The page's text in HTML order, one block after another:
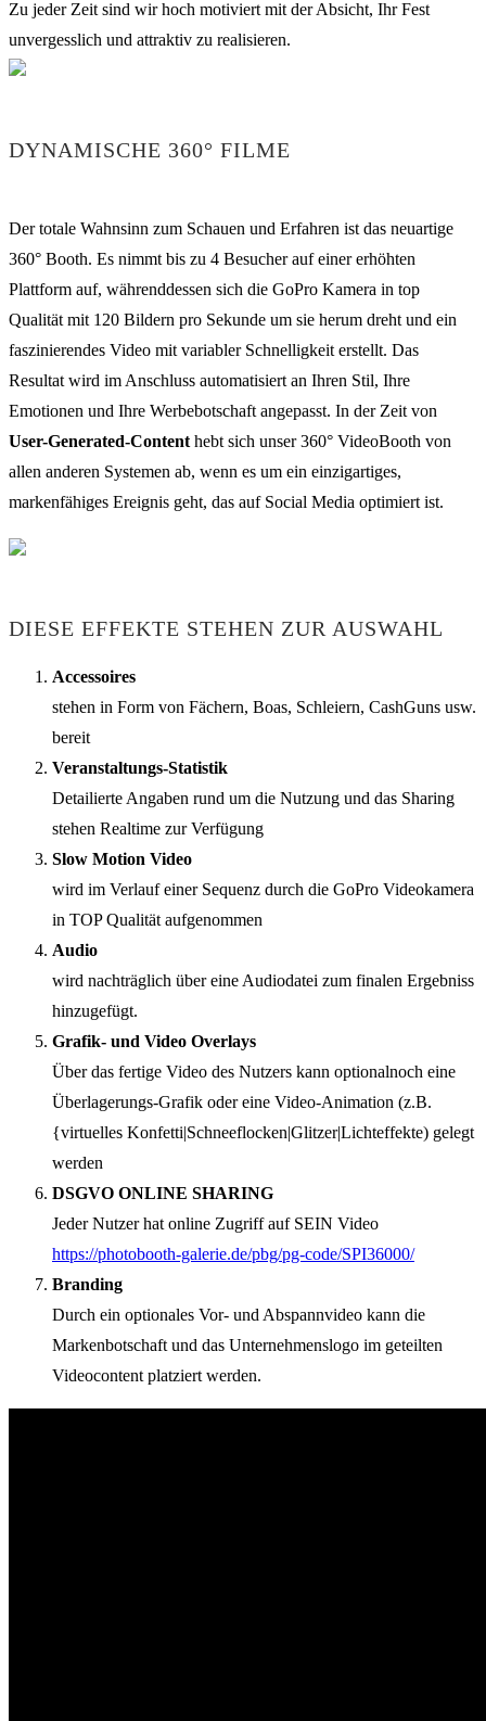
Zu jeder Zeit sind wir hoch motiviert mit der Absicht, Ihr Fest
unvergesslich und attraktiv zu realisieren.
DYNAMISCHE 360° FILME
Der totale Wahnsinn zum Schauen und Erfahren ist das neuartige
360° Booth. Es nimmt bis zu 4 Besucher auf einer erhöhten
Plattform auf, währenddessen sich die GoPro Kamera in top
Qualität mit 120 Bildern pro Sekunde um sie herum dreht und ein
faszinierendes Video mit variabler Schnelligkeit erstellt. Das
Resultat wird im Anschluss automatisiert an Ihren Stil, Ihre
Emotionen und Ihre Werbebotschaft angepasst. In der Zeit von
User-Generated-Content hebt sich unser 360° VideoBooth von
allen anderen Systemen ab, wenn es um ein einzigartiges,
markenfähiges Ereignis geht, das auf Social Media optimiert ist.
DIESE EFFEKTE STEHEN ZUR AUSWAHL
Accessoires
stehen in Form von Fächern, Boas, Schleiern, CashGuns usw.
bereit
Veranstaltungs-Statistik
Detailierte Angaben rund um die Nutzung und das Sharing
stehen Realtime zur Verfügung
Slow Motion Video
wird im Verlauf einer Sequenz durch die GoPro Videokamera
in TOP Qualität aufgenommen
Audio
wird nachträglich über eine Audiodatei zum finalen Ergebniss
hinzugefügt.
Grafik- und Video Overlays
Über das fertige Video des Nutzers kann optionalnoch eine
Überlagerungs-Grafik oder eine Video-Animation (z.B.
{virtuelles Konfetti|Schneeflocken|Glitzer|Lichteffekte) gelegt
werden
DSGVO ONLINE SHARING
Jeder Nutzer hat online Zugriff auf SEIN Video
https://photobooth-galerie.de/pbg/pg-code/SPI36000/
Branding
Durch ein optionales Vor- und Abspannvideo kann die
Markenbotschaft und das Unternehmenslogo im geteilten
Videocontent platziert werden.